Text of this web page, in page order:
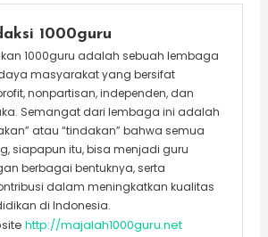
1000guru
1000guru adalah sebuah lembaga
masyarakat yang bersifat
nonpartisan, independen, dan
Semangat dari lembaga ini adalah
atau “tindakan” bahwa semua
siapapun itu, bisa menjadi guru
berbagai bentuknya, serta
dalam meningkatkan kualitas
di Indonesia.
http://majalah1000guru.net